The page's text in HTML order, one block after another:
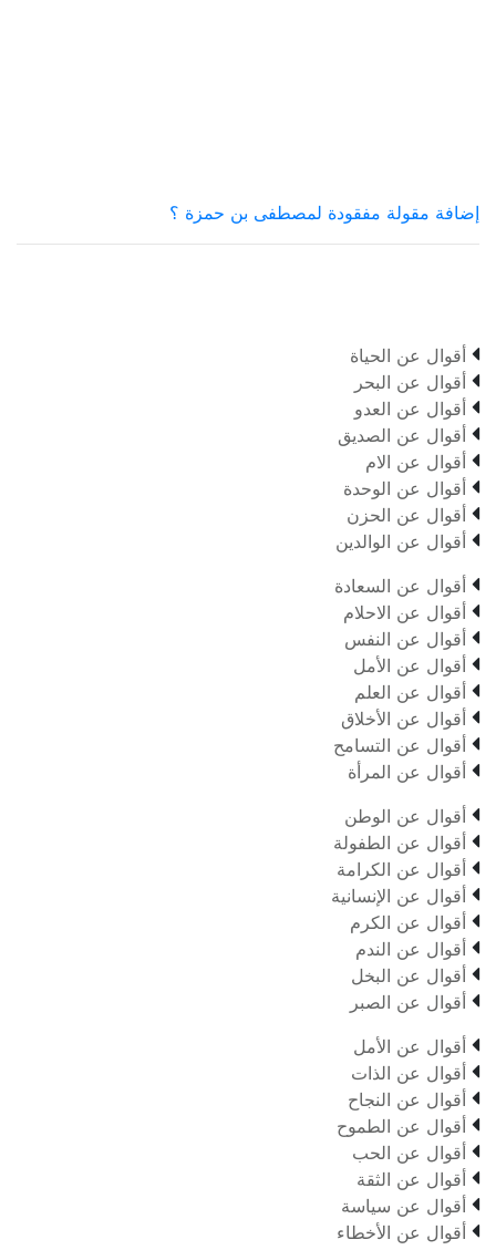
إضافة مقولة مفقودة لمصطفى بن حمزة ؟
 أقوال عن الحياة
 أقوال عن البحر
 أقوال عن العدو
 أقوال عن الصديق
 أقوال عن الام
 أقوال عن الوحدة
 أقوال عن الحزن
 أقوال عن الوالدين
 أقوال عن السعادة
 أقوال عن الاحلام
 أقوال عن النفس
 أقوال عن الأمل
 أقوال عن العلم
 أقوال عن الأخلاق
 أقوال عن التسامح
 أقوال عن المرأة
 أقوال عن الوطن
 أقوال عن الطفولة
 أقوال عن الكرامة
 أقوال عن الإنسانية
 أقوال عن الكرم
 أقوال عن الندم
 أقوال عن البخل
 أقوال عن الصبر
 أقوال عن الأمل
 أقوال عن الذات
 أقوال عن النجاح
 أقوال عن الطموح
 أقوال عن الحب
 أقوال عن الثقة
 أقوال عن سياسة
 أقوال عن الأخطاء